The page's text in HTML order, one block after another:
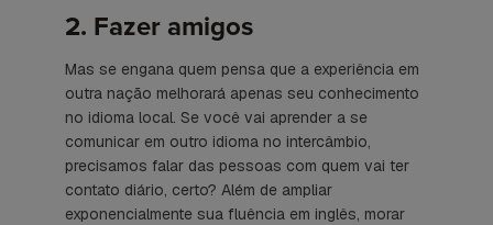
2. Fazer amigos
Mas se engana quem pensa que a experiência em
outra nação melhorará apenas seu conhecimento
no idioma local. Se você vai aprender a se
comunicar em outro idioma no intercâmbio,
precisamos falar das pessoas com quem vai ter
contato diário, certo? Além de ampliar
exponencialmente sua fluência em inglês, morar